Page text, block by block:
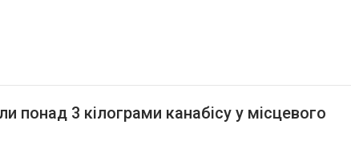
понад 3 кілограми канабісу у місцевого